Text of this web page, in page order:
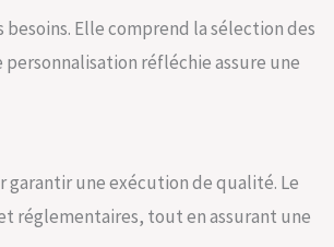
Elle comprend la sélection des
réfléchie assure une
une exécution de qualité. Le
réglementaires, tout en assurant une